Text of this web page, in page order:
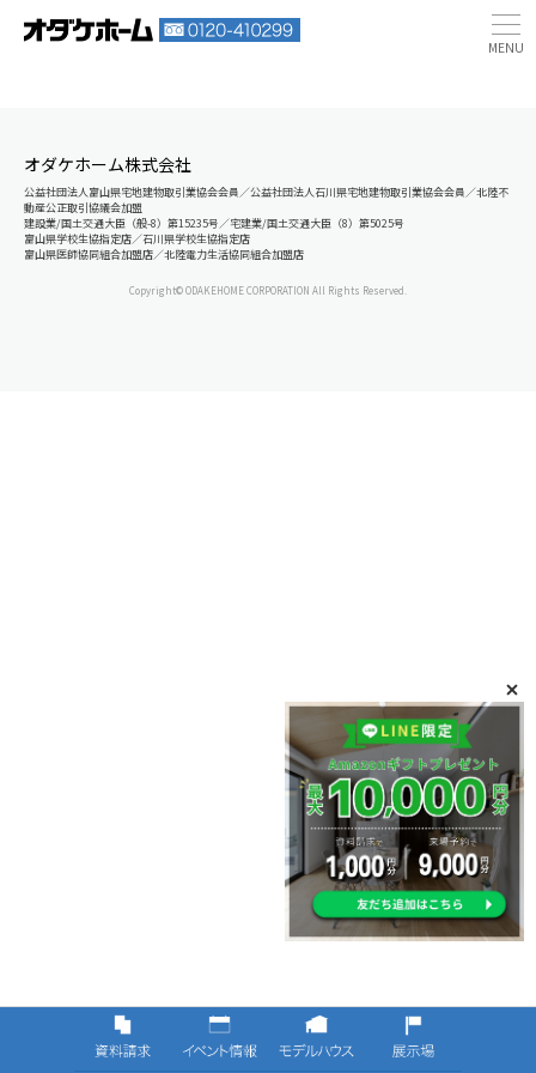
オダケホーム株式会社
公益社団法人富山県宅地建物取引業協会会員／公益社団法人石川県宅地建物取引業協会会員／北陸不
動産公正取引協議会加盟
建設業/国土交通大臣（般-8）第15235号／宅建業/国土交通大臣（8）第5025号
富山県学校生協指定店／石川県学校生協指定店
富山県医師協同組合加盟店／北陸電力生活協同組合加盟店
Copyright© ODAKEHOME CORPORATION All Rights Reserved.